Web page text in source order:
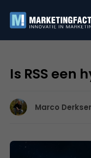
Is RSS een
Marco